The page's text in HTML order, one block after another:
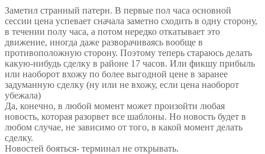
Заметил странный патерн. В первые пол часа основной
сессии цена успевает сначала заметно сходить в одну сторону,
в течении полу часа, а потом нередко откатывает это
движение, иногда даже разворачиваясь вообще в
противоположную сторону. Поэтому теперь стараюсь делать
какую-нибудь сделку в районе 17 часов. Или фикшу прибыль
или наоборот вхожу по более выгодной цене в заранее
задуманную сделку (ну или не вхожу, если цена наоборот
убежала)
Да, конечно, в любой момент может произойти любая
новость, которая разорвет все шаблоны. Но новость будет в
любом случае, не зависимо от того, в какой момент делать
сделку.
Новостей бояться- терминал не открывать.